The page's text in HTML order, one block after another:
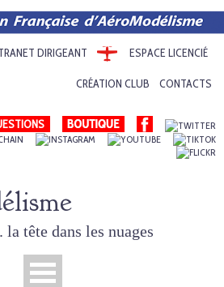
DIRIGEANT ESPACE LICENCIÉ
CRÉATION CLUB CONTACTS
tête dans les nuages